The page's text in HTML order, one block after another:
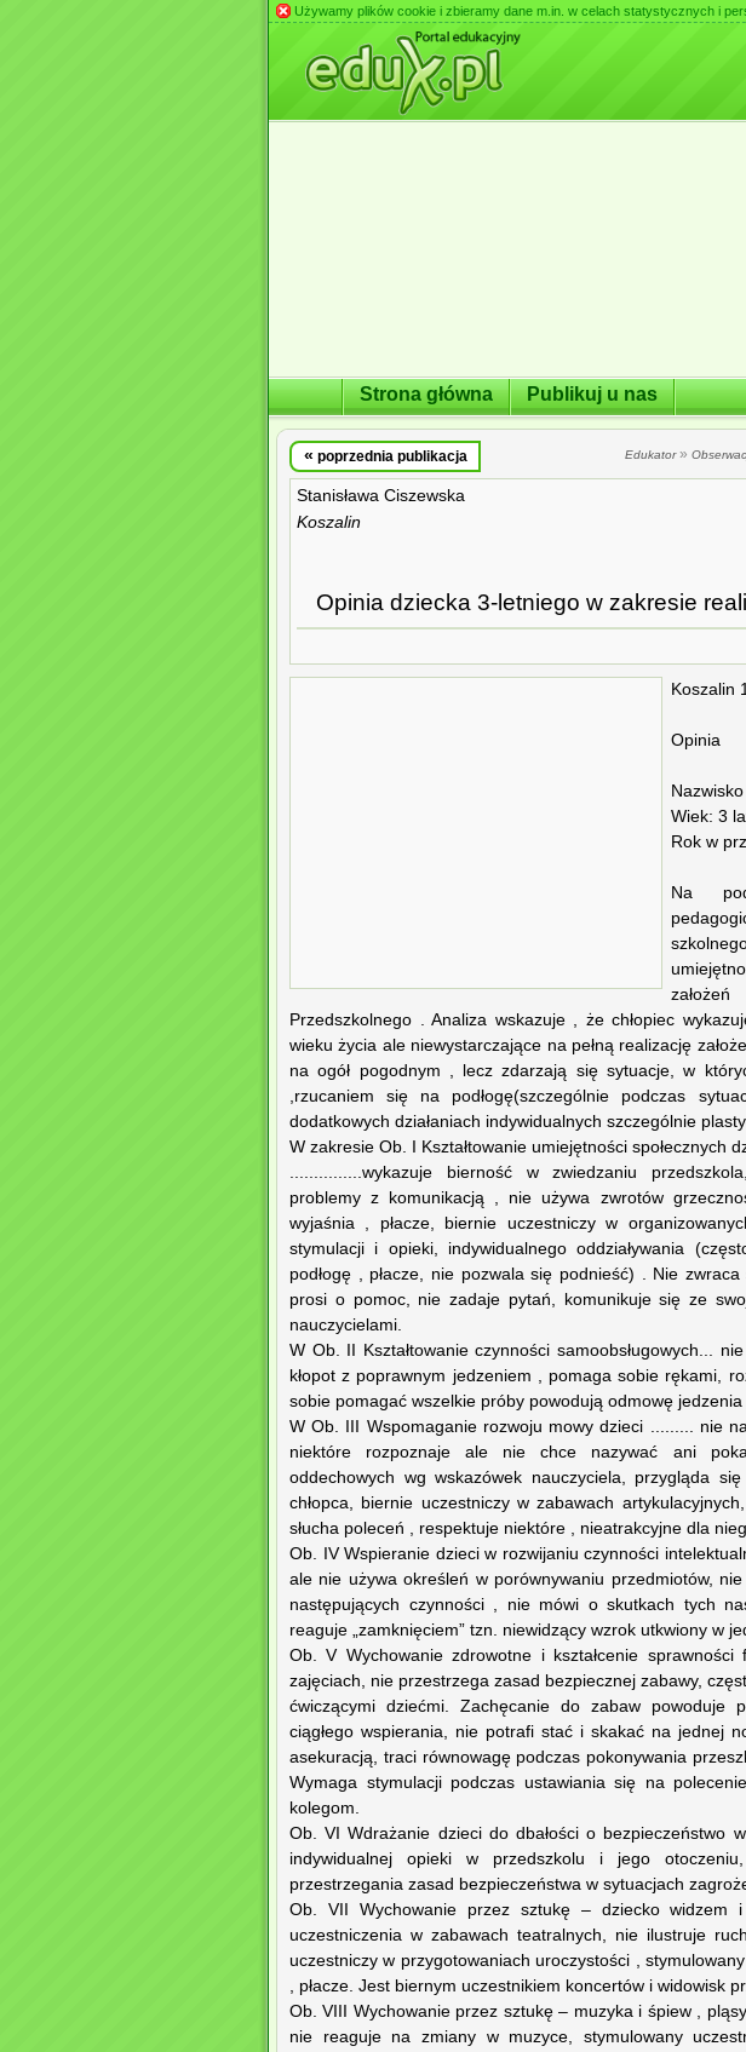
Używamy plików cookie i zbieramy dane m.in. w celach statystycznych i
Strona główna Publikuj u nas
« poprzednia publikacja Edukator»
Stanisława Ciszewska
Koszalin
Opinia dziecka 3-letniego w zakresie
Koszalin
Opinia
Wiek: 3
Rok w
Na
Przedszkolnego . Analiza wskazuje , że chłopiec
wieku życia ale niewystarczające na pełną realizację
na ogół pogodnym , lecz zdarzają się sytuacje, w
,rzucaniem się na podłogę(szczególnie podczas
dodatkowych działaniach indywidualnych szczególnie
W zakresie Ob. I Kształtowanie umiejętności społecznych
...............wykazuje bierność w zwiedzaniu
problemy z komunikacją , nie używa zwrotów
wyjaśnia , płacze, biernie uczestniczy w
stymulacji i opieki, indywidualnego oddziaływania
podłogę , płacze, nie pozwala się podnieść) . Nie
prosi o pomoc, nie zadaje pytań, komunikuje się ze
nauczycielami.
W Ob. II Kształtowanie czynności samoobsługowych...
kłopot z poprawnym jedzeniem , pomaga sobie rękami,
sobie pomagać wszelkie próby powodują odmowę jedzenia
W Ob. III Wspomaganie rozwoju mowy dzieci ......... nie
niektóre rozpoznaje ale nie chce nazywać ani
oddechowych wg wskazówek nauczyciela, przygląda
chłopca, biernie uczestniczy w zabawach
słucha poleceń , respektuje niektóre , nieatrakcyjne dla
Ob. IV Wspieranie dzieci w rozwijaniu czynności
ale nie używa określeń w porównywaniu przedmiotów,
następujących czynności , nie mówi o skutkach tych
reaguje „zamknięciem” tzn. niewidzący wzrok utkwiony w
Ob. V Wychowanie zdrowotne i kształcenie
zajęciach, nie przestrzega zasad bezpiecznej zabawy,
ćwiczącymi dziećmi. Zachęcanie do zabaw powoduje
ciągłego wspierania, nie potrafi stać i skakać na jednej
asekuracją, traci równowagę podczas pokonywania
Wymaga stymulacji podczas ustawiania się na
kolegom.
Ob. VI Wdrażanie dzieci do dbałości o bezpieczeństwo
indywidualnej opieki w przedszkolu i jego
przestrzegania zasad bezpieczeństwa w sytuacjach
Ob. VII Wychowanie przez sztukę – dziecko widzem
uczestniczenia w zabawach teatralnych, nie ilustruje
uczestniczy w przygotowaniach uroczystości ,
, płacze. Jest biernym uczestnikiem koncertów i widowisk
Ob. VIII Wychowanie przez sztukę – muzyka i śpiew ,
nie reaguje na zmiany w muzyce, stymulowany